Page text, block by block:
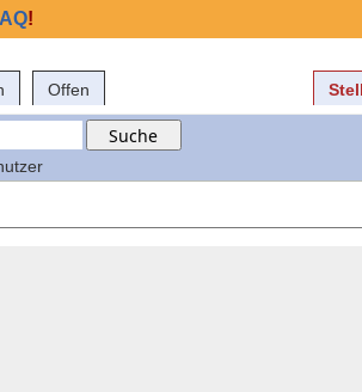
Offen
!